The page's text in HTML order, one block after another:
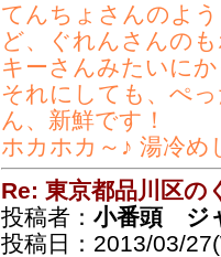
てんちょさんのよ
ど、ぐれんさんの
キーさんみたいに
それにしても、ぺ
ん、新鮮です！
ホカホカ～♪ 湯冷め
Re: 東京都品川区の
投稿者： 小番頭 ジ
投稿日：2013/03/